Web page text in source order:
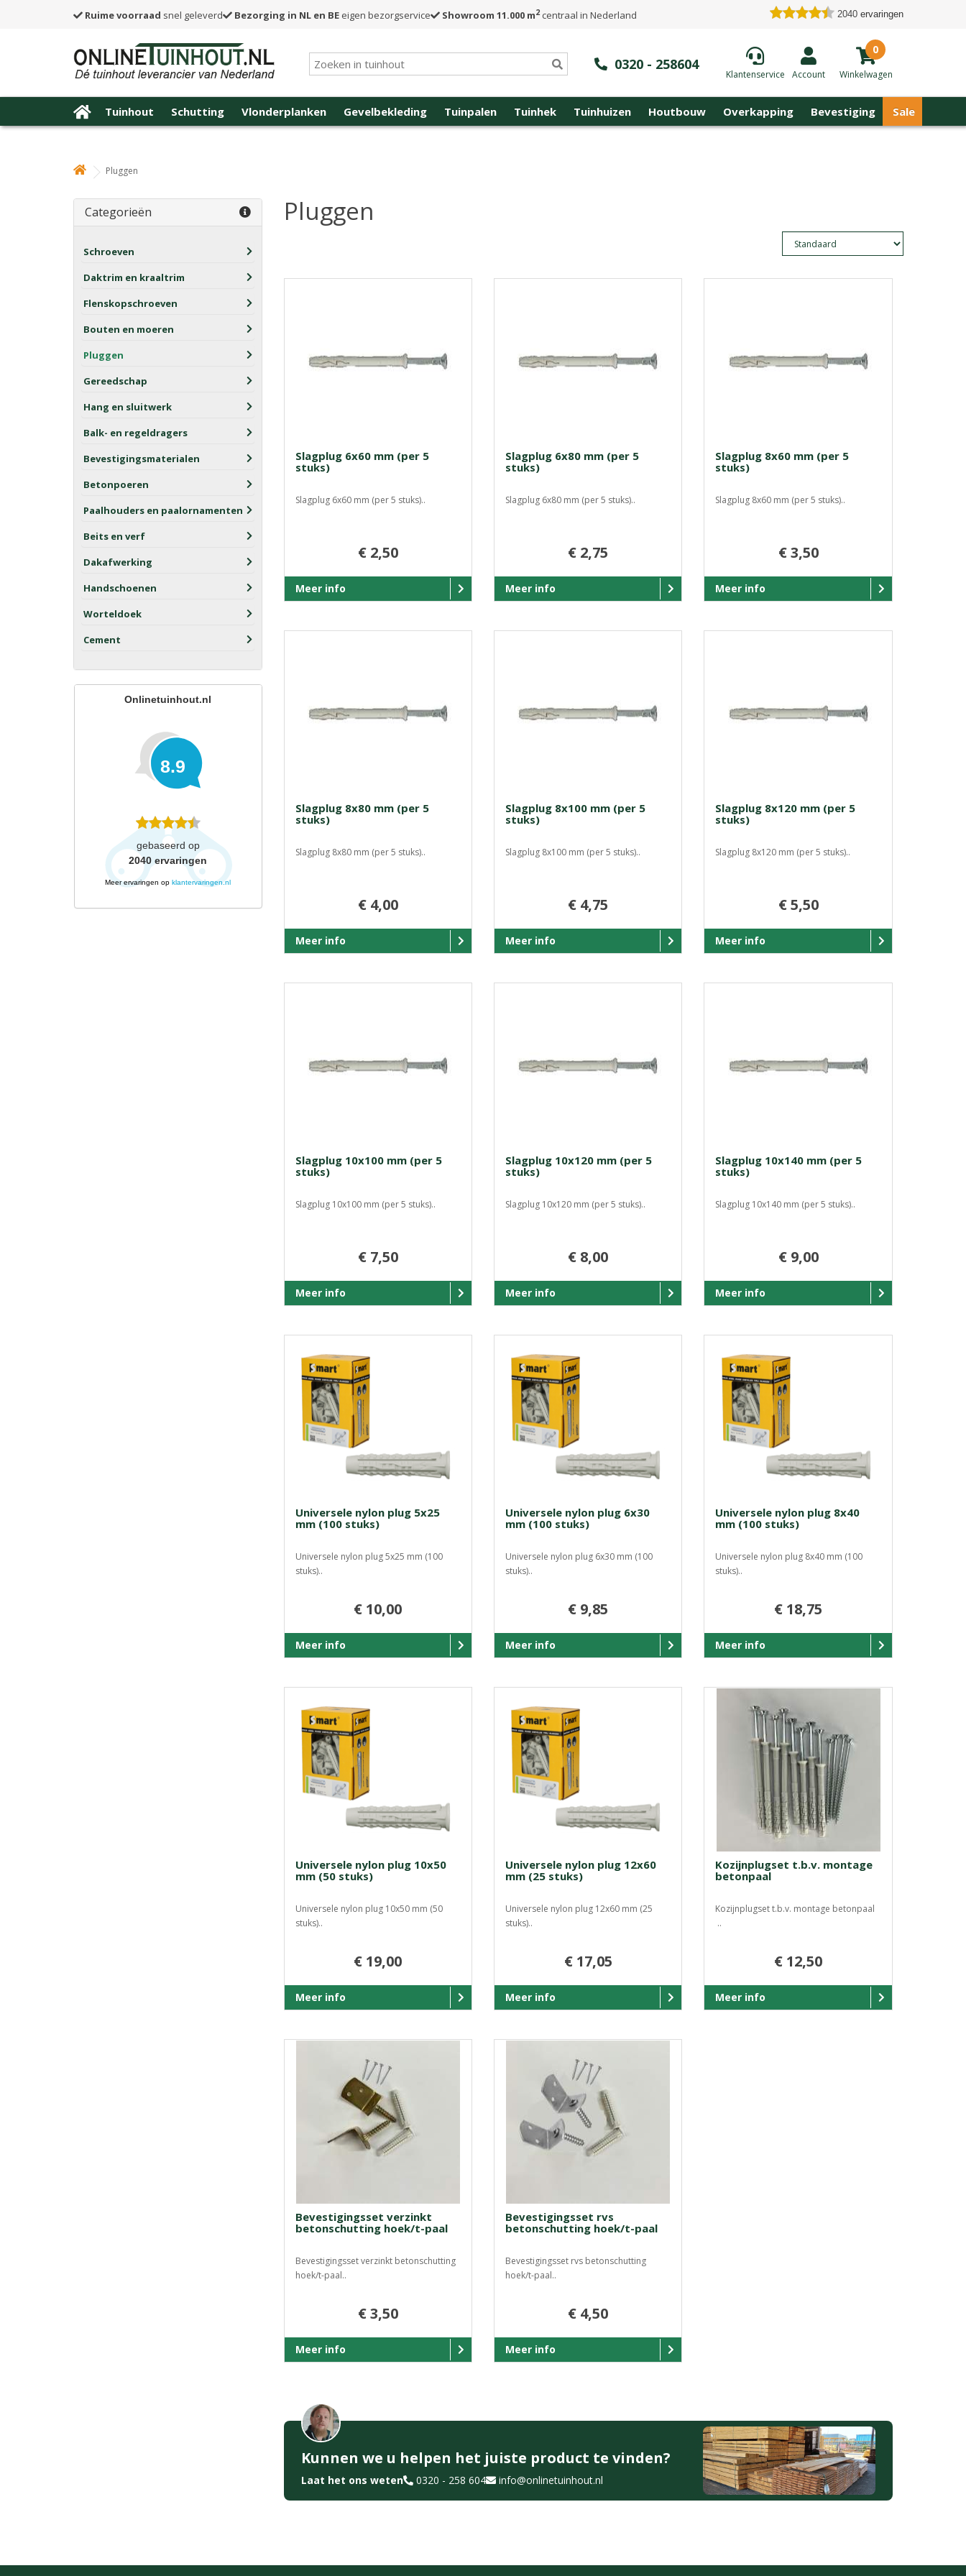
Ruime voorraad snel geleverd Bezorging in NL en BE eigen bezorgservice Showroom 11.000 m2centraal in Nederland 2040 ervaringen
0320 - 258604
Klantenservice Account
0
Winkelwagen
Tuinhout Schutting Vlonderplanken Gevelbekleding Tuinpalen Tuinhek Tuinhuizen Houtbouw Overkapping Bevestiging Sale
Pluggen
Categorieën
Schroeven
Daktrim en kraaltrim
Flenskopschroeven
Bouten en moeren
Pluggen
Gereedschap
Hang en sluitwerk
Balk- en regeldragers
Bevestigingsmaterialen
Betonpoeren
Paalhouders en paalornamenten
Beits en verf
Dakafwerking
Handschoenen
Worteldoek
Cement
Onlinetuinhout.nl
8.9
gebaseerd op
2040 ervaringen
Meer ervaringen opklantervaringen.nl
Pluggen
Slagplug 6x60 mm (per 5
stuks)
Slagplug 6x60 mm (per 5 stuks)..
€ 2,50
Meer info
Slagplug 6x80 mm (per 5
stuks)
Slagplug 6x80 mm (per 5 stuks)..
€ 2,75
Meer info
Slagplug 8x60 mm (per 5
stuks)
Slagplug 8x60 mm (per 5 stuks)..
€ 3,50
Meer info
Slagplug 8x80 mm (per 5
stuks)
Slagplug 8x80 mm (per 5 stuks)..
€ 4,00
Meer info
Slagplug 8x100 mm (per 5
stuks)
Slagplug 8x100 mm (per 5 stuks)..
€ 4,75
Meer info
Slagplug 8x120 mm (per 5
stuks)
Slagplug 8x120 mm (per 5 stuks)..
€ 5,50
Meer info
Slagplug 10x100 mm (per 5
stuks)
Slagplug 10x100 mm (per 5 stuks)..
€ 7,50
Meer info
Slagplug 10x120 mm (per 5
stuks)
Slagplug 10x120 mm (per 5 stuks)..
€ 8,00
Meer info
Slagplug 10x140 mm (per 5
stuks)
Slagplug 10x140 mm (per 5 stuks)..
€ 9,00
Meer info
Universele nylon plug 5x25
mm (100 stuks)
Universele nylon plug 5x25 mm (100
stuks)..
€ 10,00
Meer info
Universele nylon plug 6x30
mm (100 stuks)
Universele nylon plug 6x30 mm (100
stuks)..
€ 9,85
Meer info
Universele nylon plug 8x40
mm (100 stuks)
Universele nylon plug 8x40 mm (100
stuks)..
€ 18,75
Meer info
Universele nylon plug 10x50
mm (50 stuks)
Universele nylon plug 10x50 mm (50
stuks)..
€ 19,00
Meer info
Universele nylon plug 12x60
mm (25 stuks)
Universele nylon plug 12x60 mm (25
stuks)..
€ 17,05
Meer info
Kozijnplugset t.b.v. montage
betonpaal
Kozijnplugset t.b.v. montage betonpaal
..
€ 12,50
Meer info
Bevestigingsset verzinkt
betonschutting hoek/t-paal
Bevestigingsset verzinkt betonschutting
hoek/t-paal..
€ 3,50
Meer info
Bevestigingsset rvs
betonschutting hoek/t-paal
Bevestigingsset rvs betonschutting
hoek/t-paal..
€ 4,50
Meer info
Kunnen we u helpen het juiste product te vinden?
Laat het ons weten 0320 - 258 604 info@onlinetuinhout.nl